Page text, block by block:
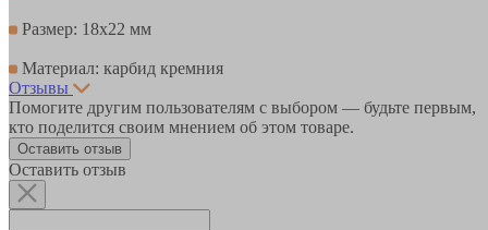
Размер: 18х22 мм
Материал: карбид кремния
Отзывы
Помогите другим пользователям с выбором — будьте первым,
кто поделится своим мнением об этом товаре.
Оставить отзыв
Оставить отзыв